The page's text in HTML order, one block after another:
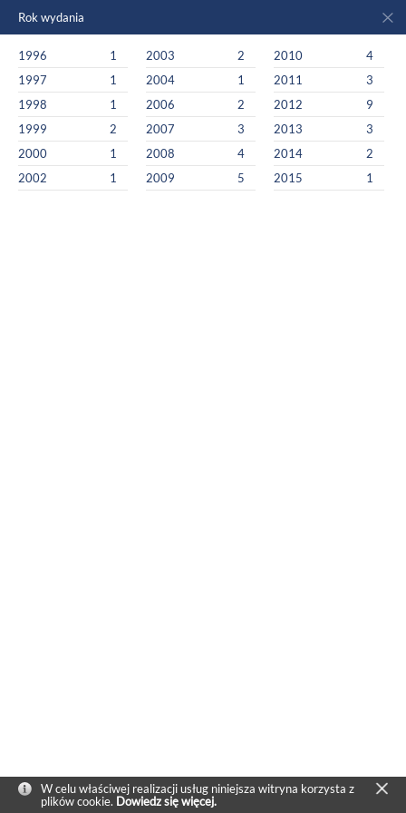
Rok wydania
1996
1
1997
1
1998
1
1999
2
2000
1
2002
1
2003
2
2004
1
2006
2
2007
3
2008
4
2009
5
2010
4
2011
3
2012
9
2013
3
2014
2
2015
1
W celu właściwej realizacji usług niniejsza witryna korzysta z
plików cookie. Dowiedz się więcej.